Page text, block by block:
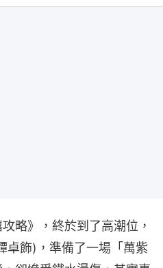
略》，終於到了高潮位，
卓飾)，準備了一場「萬紫